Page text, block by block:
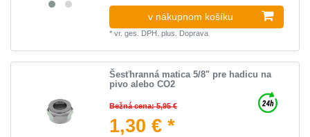
v nákupnom košíku
*vr. ges. DPH. plus. Doprava
Šesťhranná matica 5/8" pre hadicu na
pivo alebo CO2
Bežná cena: 5,95 €
1,30 € *